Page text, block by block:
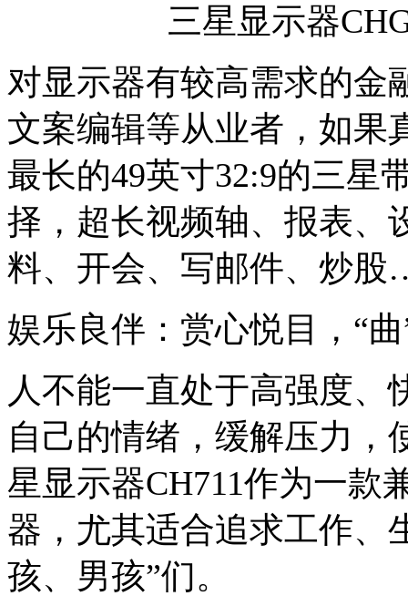
三星显示器
对显示器有较高需求的金
文案编辑等从业者，如果
最长的49英寸32:9的三星
择，超长视频轴、报表、
料、开会、写邮件、炒
娱乐良伴：赏心悦目，“
人不能一直处于高强度、
自己的情绪，缓解压力，
星显示器CH711作为一款
器，尤其适合追求工作、
孩、男孩”们。